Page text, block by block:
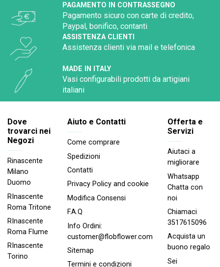
PAGAMENTO IN CONTRASSEGNO
Pagamento sicuro con carte di credito,
Paypal, bonifico, contanti
ASSISTENZA CLIENTI
Assistenza clienti via mail e telefonica
MADE IN ITALY
Vasi configurabili prodotti da artigiani
italiani
Dove
trovarci nei
Negozi
Rinascente
Milano
Duomo
RInascente
Roma Tritone
RInascente
Roma FIume
RInascente
Torino
Aiuto e Contatti
Come comprare
Spedizioni
Contatti
Privacy Policy and cookie
Modifica Consensi
F.A.Q
Info Ordini:
customer@flobflower.com
Sitemap
Termini e condizioni
Offerta e
Servizi
Aiutaci a
migliorare
Whatsapp
Chatta con
noi
Chiamaci
3517615096
Acquista un
buono regalo
Sei